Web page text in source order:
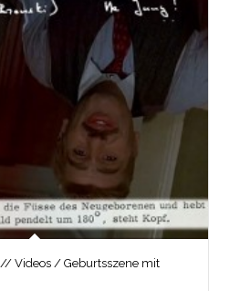
// Videos / Geburtsszene mit